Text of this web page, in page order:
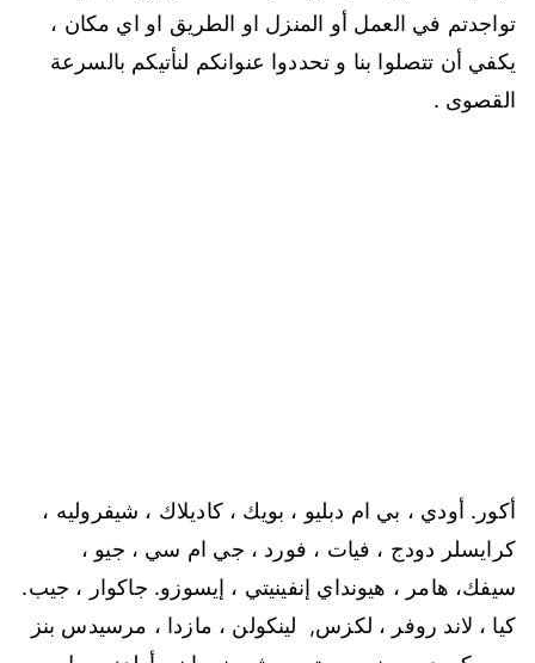
تواجدتم في العمل أو المنزل او الطريق او اي مكان ،
يكفي أن تتصلوا بنا و تحددوا عنوانكم لنأتيكم بالسرعة
القصوى .
أكور. أودي ، بي ام دبليو ، بويك ، كاديلاك ، شيفروليه ،
كرايسلر دودج ، فيات ، فورد ، جي ام سي ، جيو ،
سيفك، هامر ، هيونداي إنفينيتي ، إيسوزو. جاكوار ، جيب.
كيا ، لاند روفر ، لكزس,
لينكولن ، مازدا ، مرسيدس بنز